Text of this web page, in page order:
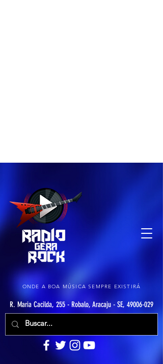
ONDE A BOA MÚSICA SEMPRE EXISTIRÁ
R. Maria Cacilda, 255 - Robalo, Aracaju - SE, 49006-029